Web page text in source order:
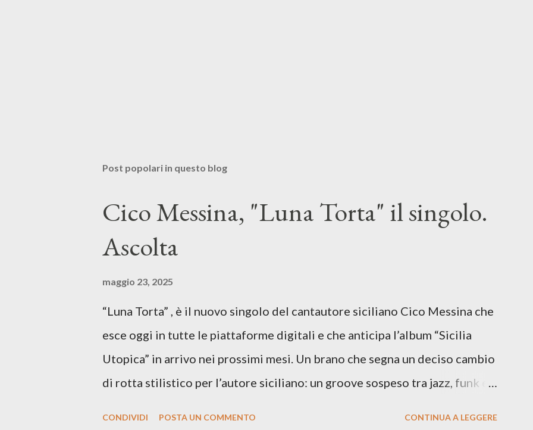
Post popolari in questo blog
Cico Messina, "Luna Torta" il singolo.
Ascolta
maggio 23, 2025
“Luna Torta” , è il nuovo singolo del cantautore siciliano Cico Messina che
esce oggi in tutte le piattaforme digitali e che anticipa l’album “Sicilia
Utopica” in arrivo nei prossimi mesi. Un brano che segna un deciso cambio
di rotta stilistico per l’autore siciliano: un groove sospeso tra jazz, funk e
CONDIVIDI POSTA UN COMMENTO CONTINUA A LEGGERE